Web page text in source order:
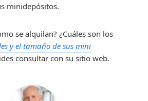
minidepósitos.
se alquilan? ¿Cuáles son los
y el tamaño de sus mini
consultar con su sitio web.